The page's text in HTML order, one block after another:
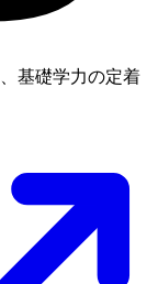
基礎学力の定着